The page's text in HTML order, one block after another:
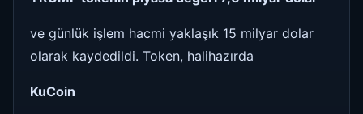
ve günlük işlem hacmi yaklaşık 15 milyar dolar
olarak kaydedildi. Token, halihazırda
KuCoin